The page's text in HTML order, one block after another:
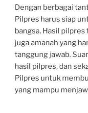
Dengan berbagai
Pilpres harus siap
bangsa. Hasil pilpres
juga amanah yang
tanggung jawab.
hasil pilpres, dan
Pilpres untuk
yang mampu